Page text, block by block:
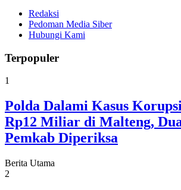
Redaksi
Pedoman Media Siber
Hubungi Kami
Terpopuler
1
Polda Dalami Kasus
Rp12 Miliar di Malteng,
Pemkab Diperiksa
Berita Utama
2